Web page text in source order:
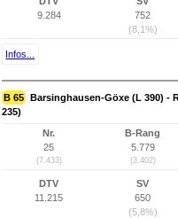
9.284
752
(8,1%)
Infos...
B 65 Barsinghausen-Göxe (L 390) -
235)
Nr.
25
(7.433)
B-Rang
5.779
(3.402)
DTV
11.215
SV
650
(5,8%)